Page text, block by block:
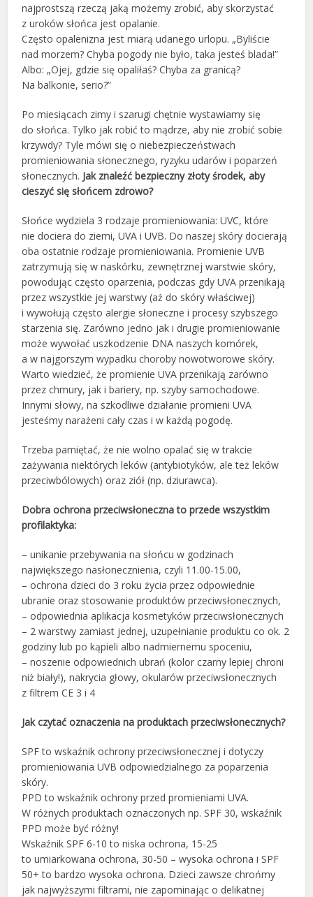
najprostszą rzeczą jaką możemy zrobić, aby skorzystać
z uroków słońca jest opalanie.
Często opalenizna jest miarą udanego urlopu. „Byliście
nad morzem? Chyba pogody nie było, taka jesteś blada!”
Albo: „Ojej, gdzie się opaliłaś? Chyba za granicą?
Na balkonie, serio?”
Po miesiącach zimy i szarugi chętnie wystawiamy się
do słońca. Tylko jak robić to mądrze, aby nie zrobić sobie
krzywdy? Tyle mówi się o niebezpieczeństwach
promieniowania słonecznego, ryzyku udarów i poparzeń
słonecznych. Jak znaleźć bezpieczny złoty środek, aby
cieszyć się słońcem zdrowo?
Słońce wydziela 3 rodzaje promieniowania: UVC, które
nie dociera do ziemi, UVA i UVB. Do naszej skóry docierają
oba ostatnie rodzaje promieniowania. Promienie UVB
zatrzymują się w naskórku, zewnętrznej warstwie skóry,
powodując często oparzenia, podczas gdy UVA przenikają
przez wszystkie jej warstwy (aż do skóry właściwej)
i wywołują często alergie słoneczne i procesy szybszego
starzenia się. Zarówno jedno jak i drugie promieniowanie
może wywołać uszkodzenie DNA naszych komórek,
a w najgorszym wypadku choroby nowotworowe skóry.
Warto wiedzieć, że promienie UVA przenikają zarówno
przez chmury, jak i bariery, np. szyby samochodowe.
Innymi słowy, na szkodliwe działanie promieni UVA
jesteśmy narażeni cały czas i w każdą pogodę.
Trzeba pamiętać, że nie wolno opalać się w trakcie
zażywania niektórych leków (antybiotyków, ale też leków
przeciwbólowych) oraz ziół (np. dziurawca).
Dobra ochrona przeciwsłoneczna to przede wszystkim
profilaktyka:
– unikanie przebywania na słońcu w godzinach
największego nasłonecznienia, czyli 11.00-15.00,
– ochrona dzieci do 3 roku życia przez odpowiednie
ubranie oraz stosowanie produktów przeciwsłonecznych,
– odpowiednia aplikacja kosmetyków przeciwsłonecznych
– 2 warstwy zamiast jednej, uzupełnianie produktu co ok. 2
godziny lub po kąpieli albo nadmiernemu spoceniu,
– noszenie odpowiednich ubrań (kolor czarny lepiej chroni
niż biały!), nakrycia głowy, okularów przeciwsłonecznych
z filtrem CE 3 i 4
Jak czytać oznaczenia na produktach przeciwsłonecznych?
SPF to wskaźnik ochrony przeciwsłonecznej i dotyczy
promieniowania UVB odpowiedzialnego za poparzenia
skóry.
PPD to wskaźnik ochrony przed promieniami UVA.
W różnych produktach oznaczonych np. SPF 30, wskaźnik
PPD może być różny!
Wskaźnik SPF 6-10 to niska ochrona, 15-25
to umiarkowana ochrona, 30-50 – wysoka ochrona i SPF
50+ to bardzo wysoka ochrona. Dzieci zawsze chrońmy
jak najwyższymi filtrami, nie zapominając o delikatnej